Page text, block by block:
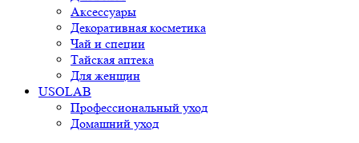
Аксессуары
Декоративная косметика
Чай и специи
Тайская аптека
Для женщин
USOLAB
Профессиональный уход
Домашний уход